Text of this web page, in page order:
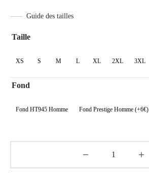
85,00€
Guide des tailles
Taille
XS S M L XL 2XL 3XL
Fond
Fond HT945 Homme Fond Prestige Homme (+6€)